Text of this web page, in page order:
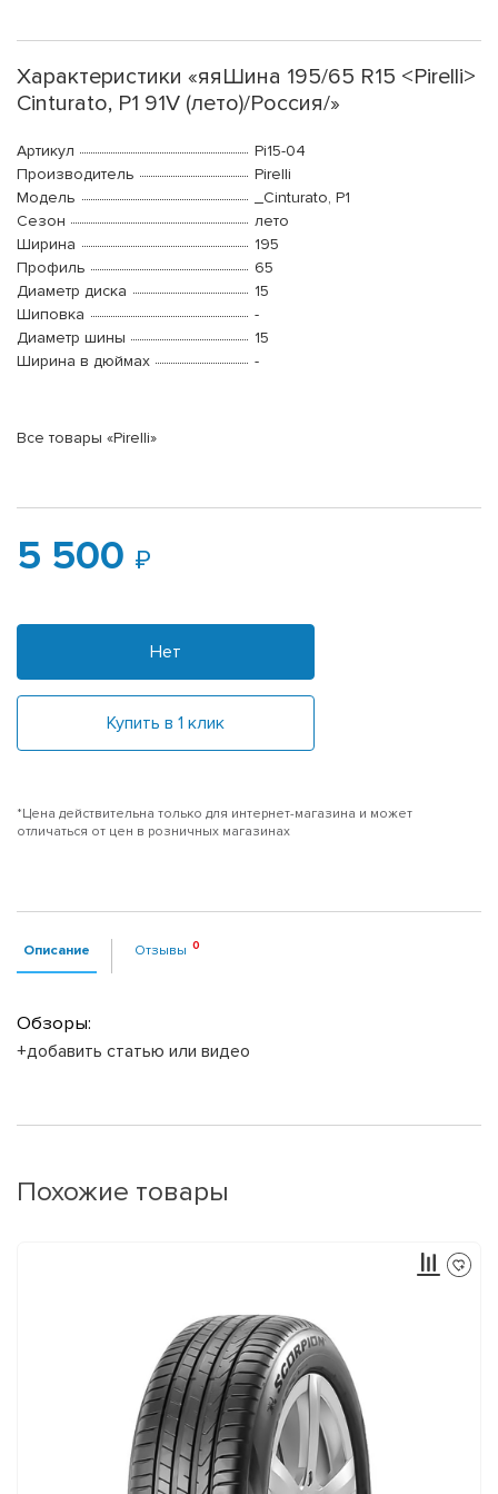
Характеристики «яяШина 195/65 R15 <Pirelli>
Cinturato, P1 91V (лето)/Россия/»
Артикул
Pi15-04
Производитель
Pirelli
Модель
_Cinturato, P1
Сезон
лето
Ширина
195
Профиль
65
Диаметр диска
15
Шиповка
-
Диаметр шины
15
Ширина в дюймах
-
Все товары «Pirelli»
5 500
Нет
Купить в 1 клик
*Цена действительна только для интернет-магазина и может
отличаться от цен в розничных магазинах
Описание Отзывы
Обзоры:
+добавить статью или видео
Похожие товары